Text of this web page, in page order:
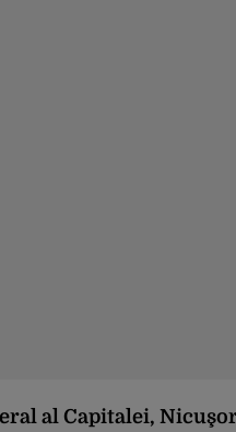
al Capitalei,